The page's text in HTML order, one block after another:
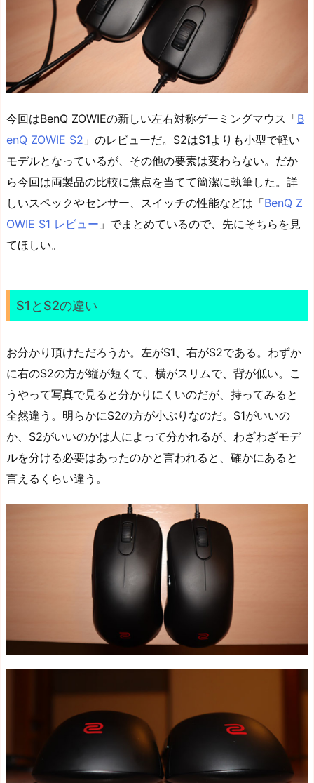
今回はBenQ ZOWIEの新しい左右対称ゲーミングマウス「B
enQ ZOWIE S2 」のレビューだ。S2はS1よりも小型で軽い
モデルとなっているが、その他の要素は変わらない。だか
ら今回は両製品の比較に焦点を当てて簡潔に執筆した。詳
しいスペックやセンサー、スイッチの性能などは「BenQ Z
OWIE S1 レビュー 」でまとめているので、先にそちらを見
てほしい。
S1とS2の違い
お分かり頂けただろうか。左がS1、右がS2である。わずか
に右のS2の方が縦が短くて、横がスリムで、背が低い。こ
うやって写真で見ると分かりにくいのだが、持ってみると
全然違う。明らかにS2の方が小ぶりなのだ。S1がいいの
か、S2がいいのかは人によって分かれるが、わざわざモデ
ルを分ける必要はあったのかと言われると、確かにあると
言えるくらい違う。